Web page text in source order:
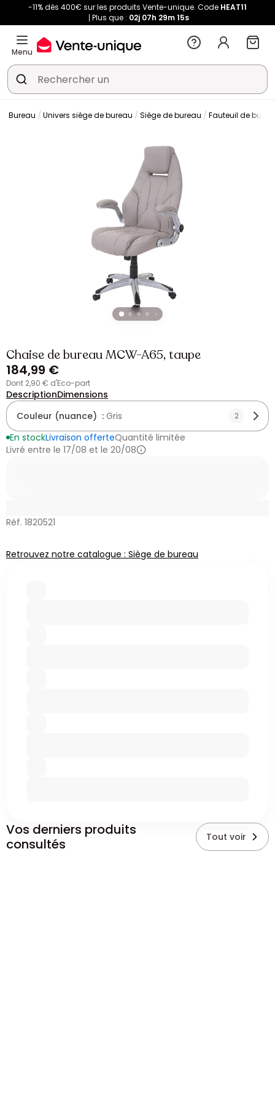
-11% dès 400€ sur les produits Vente-unique. Code HEAT11
Plus que : 02j 07h 29m 14s
Menu
Bureau Univers siège de bureau Siège de bureau Fauteuil de
Chaise de bureau MCW-A65, taupe
184,99 €
dont 2,90 € d'Eco-part
DescriptionDimensions
Couleur (nuance) : Gris 2
En stockLivraison offerteQuantité limitée
Livré entre le 17/08 et le 20/08
Réf. 1820521
Retrouvez notre catalogue : Siège de bureau
Vos derniers produits
consultés
Tout voir